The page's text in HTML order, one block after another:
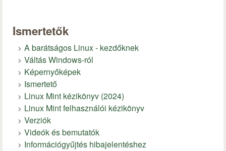
Ismertetők
A barátságos Linux - kezdőknek
Váltás Windows-ról
Képernyőképek
Ismertető
Linux Mint kézikönyv (2024)
Linux Mint felhasználói kézikönyv
Verziók
Videók és bemutatók
Információgyűjtés hibajelentéshez